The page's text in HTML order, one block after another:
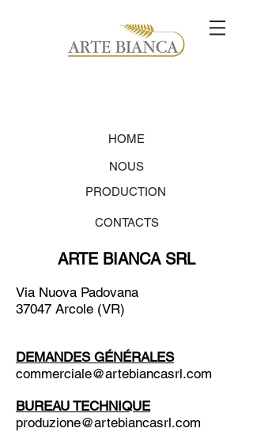
HOME
NOUS
PRODUCTION
CONTACTS
ARTE BIANCA SRL
Via Nuova Padovana
37047 Arcole (VR)
DEMANDES GÉNÉRALES
commerciale@artebiancasrl.com
BUREAU TECHNIQUE
produzione@artebiancasrl.com